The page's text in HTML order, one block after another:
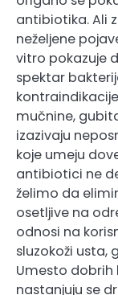
antibiotika. Ali
neželjene
vitro pokazuje
spektar
mučnine,
izazivaju
koje umeju
antibiotici ne
želimo da
osetljive na
odnosi na
sluzokoži usta,
Umesto
nastanjuju se